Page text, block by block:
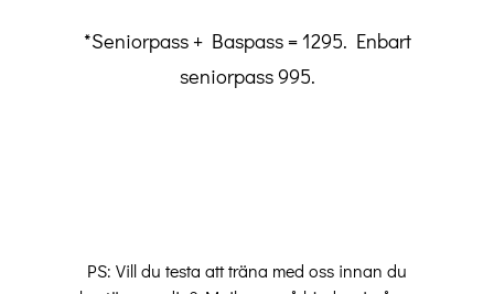
*Seniorpass + Baspass = 1295. Enbart
seniorpass 995.
PS: Vill du testa att träna med oss innan du